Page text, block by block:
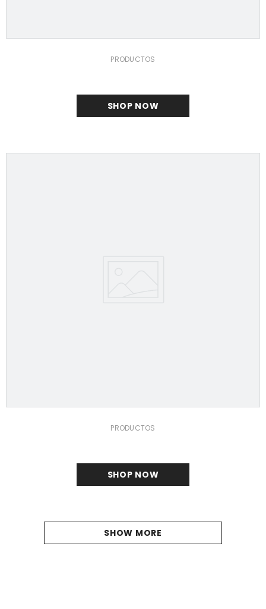
PRODUCTOS
SHOP NOW
PRODUCTOS
SHOP NOW
SHOW MORE